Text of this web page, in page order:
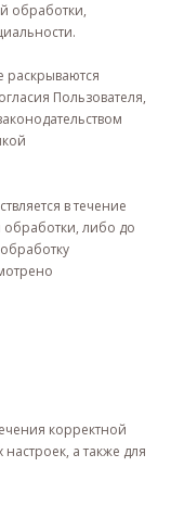
обработки,
раскрываются
Пользователя,
в течение
либо до
корректной
а также для